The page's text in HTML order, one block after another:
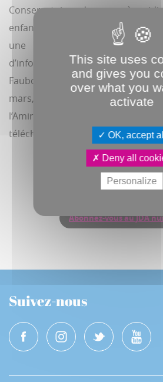
Conservatoire deux après-
enfants peuvent intégrer une
une Chad à partir du
d’information se dérouleront le 23
Faubourg-de-Beauvais (2,
mars, à 18h, au collège
l’Amiral-Lejeune). Les
téléchargeables sur amiens.fr/crr.
Abonnez-vous au JDA
Suivez-nous
This site uses
and gives you
over what you
activate
OK, accept all
Deny all
Personalize